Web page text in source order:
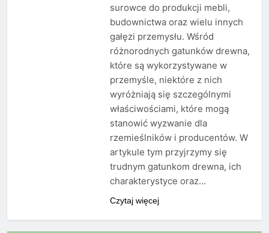
surowce do produkcji mebli,
budownictwa oraz wielu innych
gałęzi przemysłu. Wśród
różnorodnych gatunków drewna,
które są wykorzystywane w
przemyśle, niektóre z nich
wyróżniają się szczególnymi
właściwościami, które mogą
stanowić wyzwanie dla
rzemieślników i producentów. W
artykule tym przyjrzymy się
trudnym gatunkom drewna, ich
charakterystyce oraz…
Czytaj więcej